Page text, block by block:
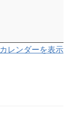
カレンダーを表示